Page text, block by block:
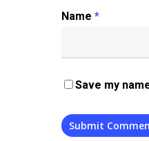
Name *
Save my